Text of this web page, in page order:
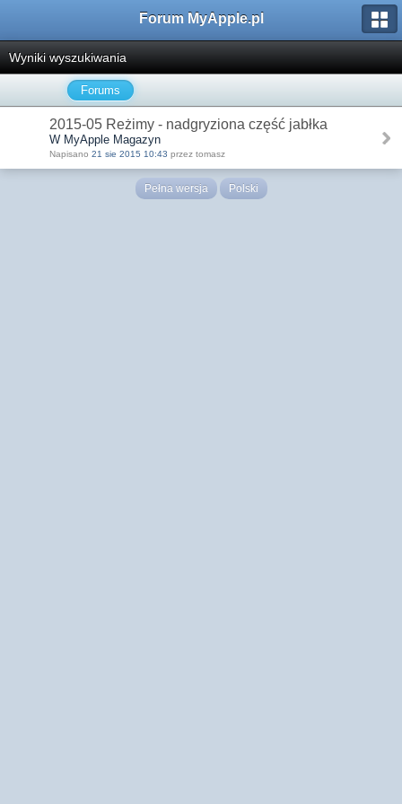
Forum MyApple.pl
Wyniki wyszukiwania
Forums
2015-05 Reżimy - nadgryziona część jabłka
W MyApple Magazyn
Napisano 21 sie 2015 10:43 przez tomasz
Pełna wersja Polski